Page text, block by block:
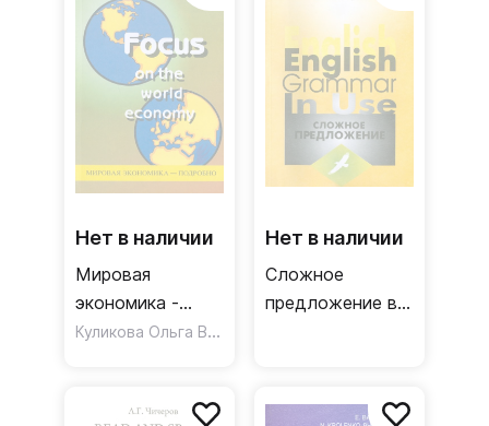
Нет в наличии
Мировая
экономика -
подробно.
Куликова Ольга Викторовна
Нет в наличии
Сложное
предложение в
и употребления.